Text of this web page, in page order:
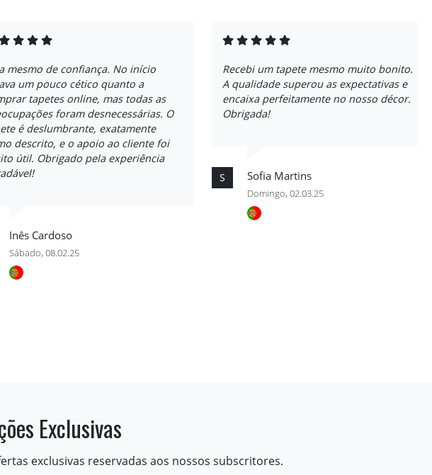
mesmo de confiança. No início
um pouco cético quanto a
tapetes online, mas todas as
foram desnecessárias. O
é deslumbrante, exatamente
descrito, e o apoio ao cliente foi
útil. Obrigado pela experiência
Inês Cardoso
Sábado, 08.02.25
Recebi um tapete mesmo muito bonito.
A qualidade superou as expectativas e
encaixa perfeitamente no nosso décor.
Obrigada!
S Sofia Martins
Domingo, 02.03.25
Exclusivas
exclusivas reservadas aos nossos subscritores.